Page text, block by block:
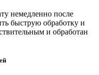
немедленно после
быструю обработку и
и обработан